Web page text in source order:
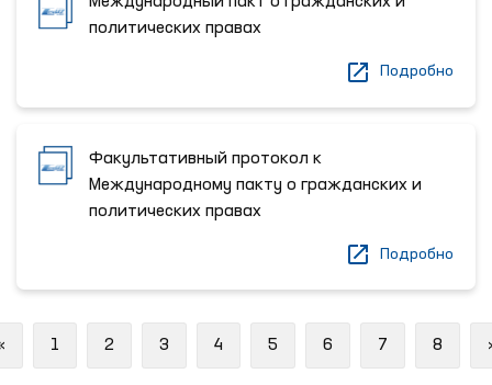
политических правах
Подробно
Факультативный протокол к
Международному пакту о гражданских и
политических правах
Подробно
Previous
1 2 3 4 5 6 7 8